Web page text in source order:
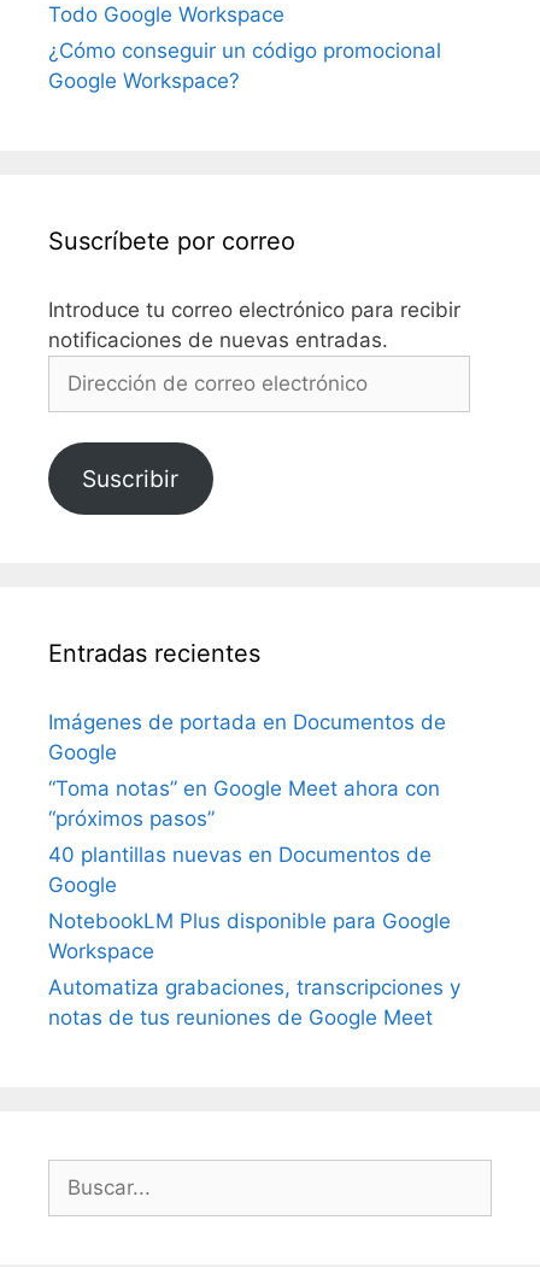
Todo Google Workspace
¿Cómo conseguir un código promocional
Google Workspace?
Suscríbete por correo
Introduce tu correo electrónico para recibir
notificaciones de nuevas entradas.
de
electrónico
Suscribir
Entradas recientes
Imágenes de portada en Documentos de
Google
“Toma notas” en Google Meet ahora con
“próximos pasos”
40 plantillas nuevas en Documentos de
Google
NotebookLM Plus disponible para Google
Workspace
Automatiza grabaciones, transcripciones y
notas de tus reuniones de Google Meet